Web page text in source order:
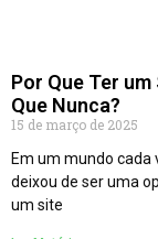
Por Que Ter
Que Nunca?
15 de março de 2025
Em um mundo
deixou de ser uma
um site